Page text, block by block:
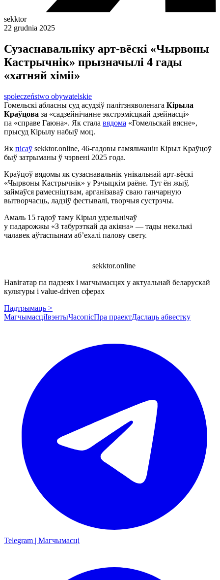
sekktor
22 grudnia 2025
Сузаснавальніку арт-вёскі «Чырвоны
Кастрычнік» прызначылі 4 гады
«хатняй хіміі»
społeczeństwo obywatelskie
Гомельскі абласны суд асудзіў палітзняволенага Кірыла
Краўцова за «садзейнічанне экстрэмісцкай дзейнасці»
па «справе Гаюна». Як стала вядома «Гомельскай вясне»,
прысуд Кірылу набыў моц.
Як пісаў sekktor.online, 46-гадовы гамяльчанін Кірыл Краўцоў
быў затрыманы ў чэрвені 2025 года.
Краўцоў вядомы як сузаснавальнік унікальнай арт-вёскі
«Чырвоны Кастрычнік» у Рэчыцкім раёне. Тут ён жыў,
займаўся рамесніцтвам, арганізаваў сваю ганчарную
вытворчасць, ладзіў фестывалі, творчыя сустрэчы.
Амаль 15 гадоў таму Кірыл удзельнічаў
у падарожжы «З табурэткай да акіяна» — тады некалькі
чалавек аўтаспынам аб’ехалі палову свету.
sekktor.online
Навігатар па падзеях і магчымасцях у актуальнай беларускай
культуры і value-driven сферах
Падтрымаць >
МагчымасціІвэнтыЧасопісПра праектДаслаць абвестку
Telegram | Магчымасці